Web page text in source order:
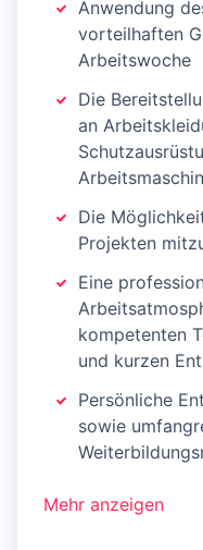
Anwendung
vorteilhaften
Arbeitswoche
Die
an
Die
Projekten
Eine
kompetenten
und kurzen
Persönliche
sowie
Mehr anzeigen